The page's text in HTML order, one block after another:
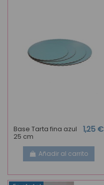
Base Tarta fina azul
25 cm
1,25 €
Añadir al carrito